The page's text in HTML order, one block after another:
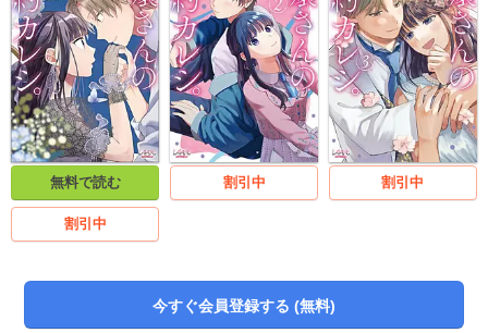
無料で読む
割引中
割引中 割引中
今すぐ会員登録する (無料)